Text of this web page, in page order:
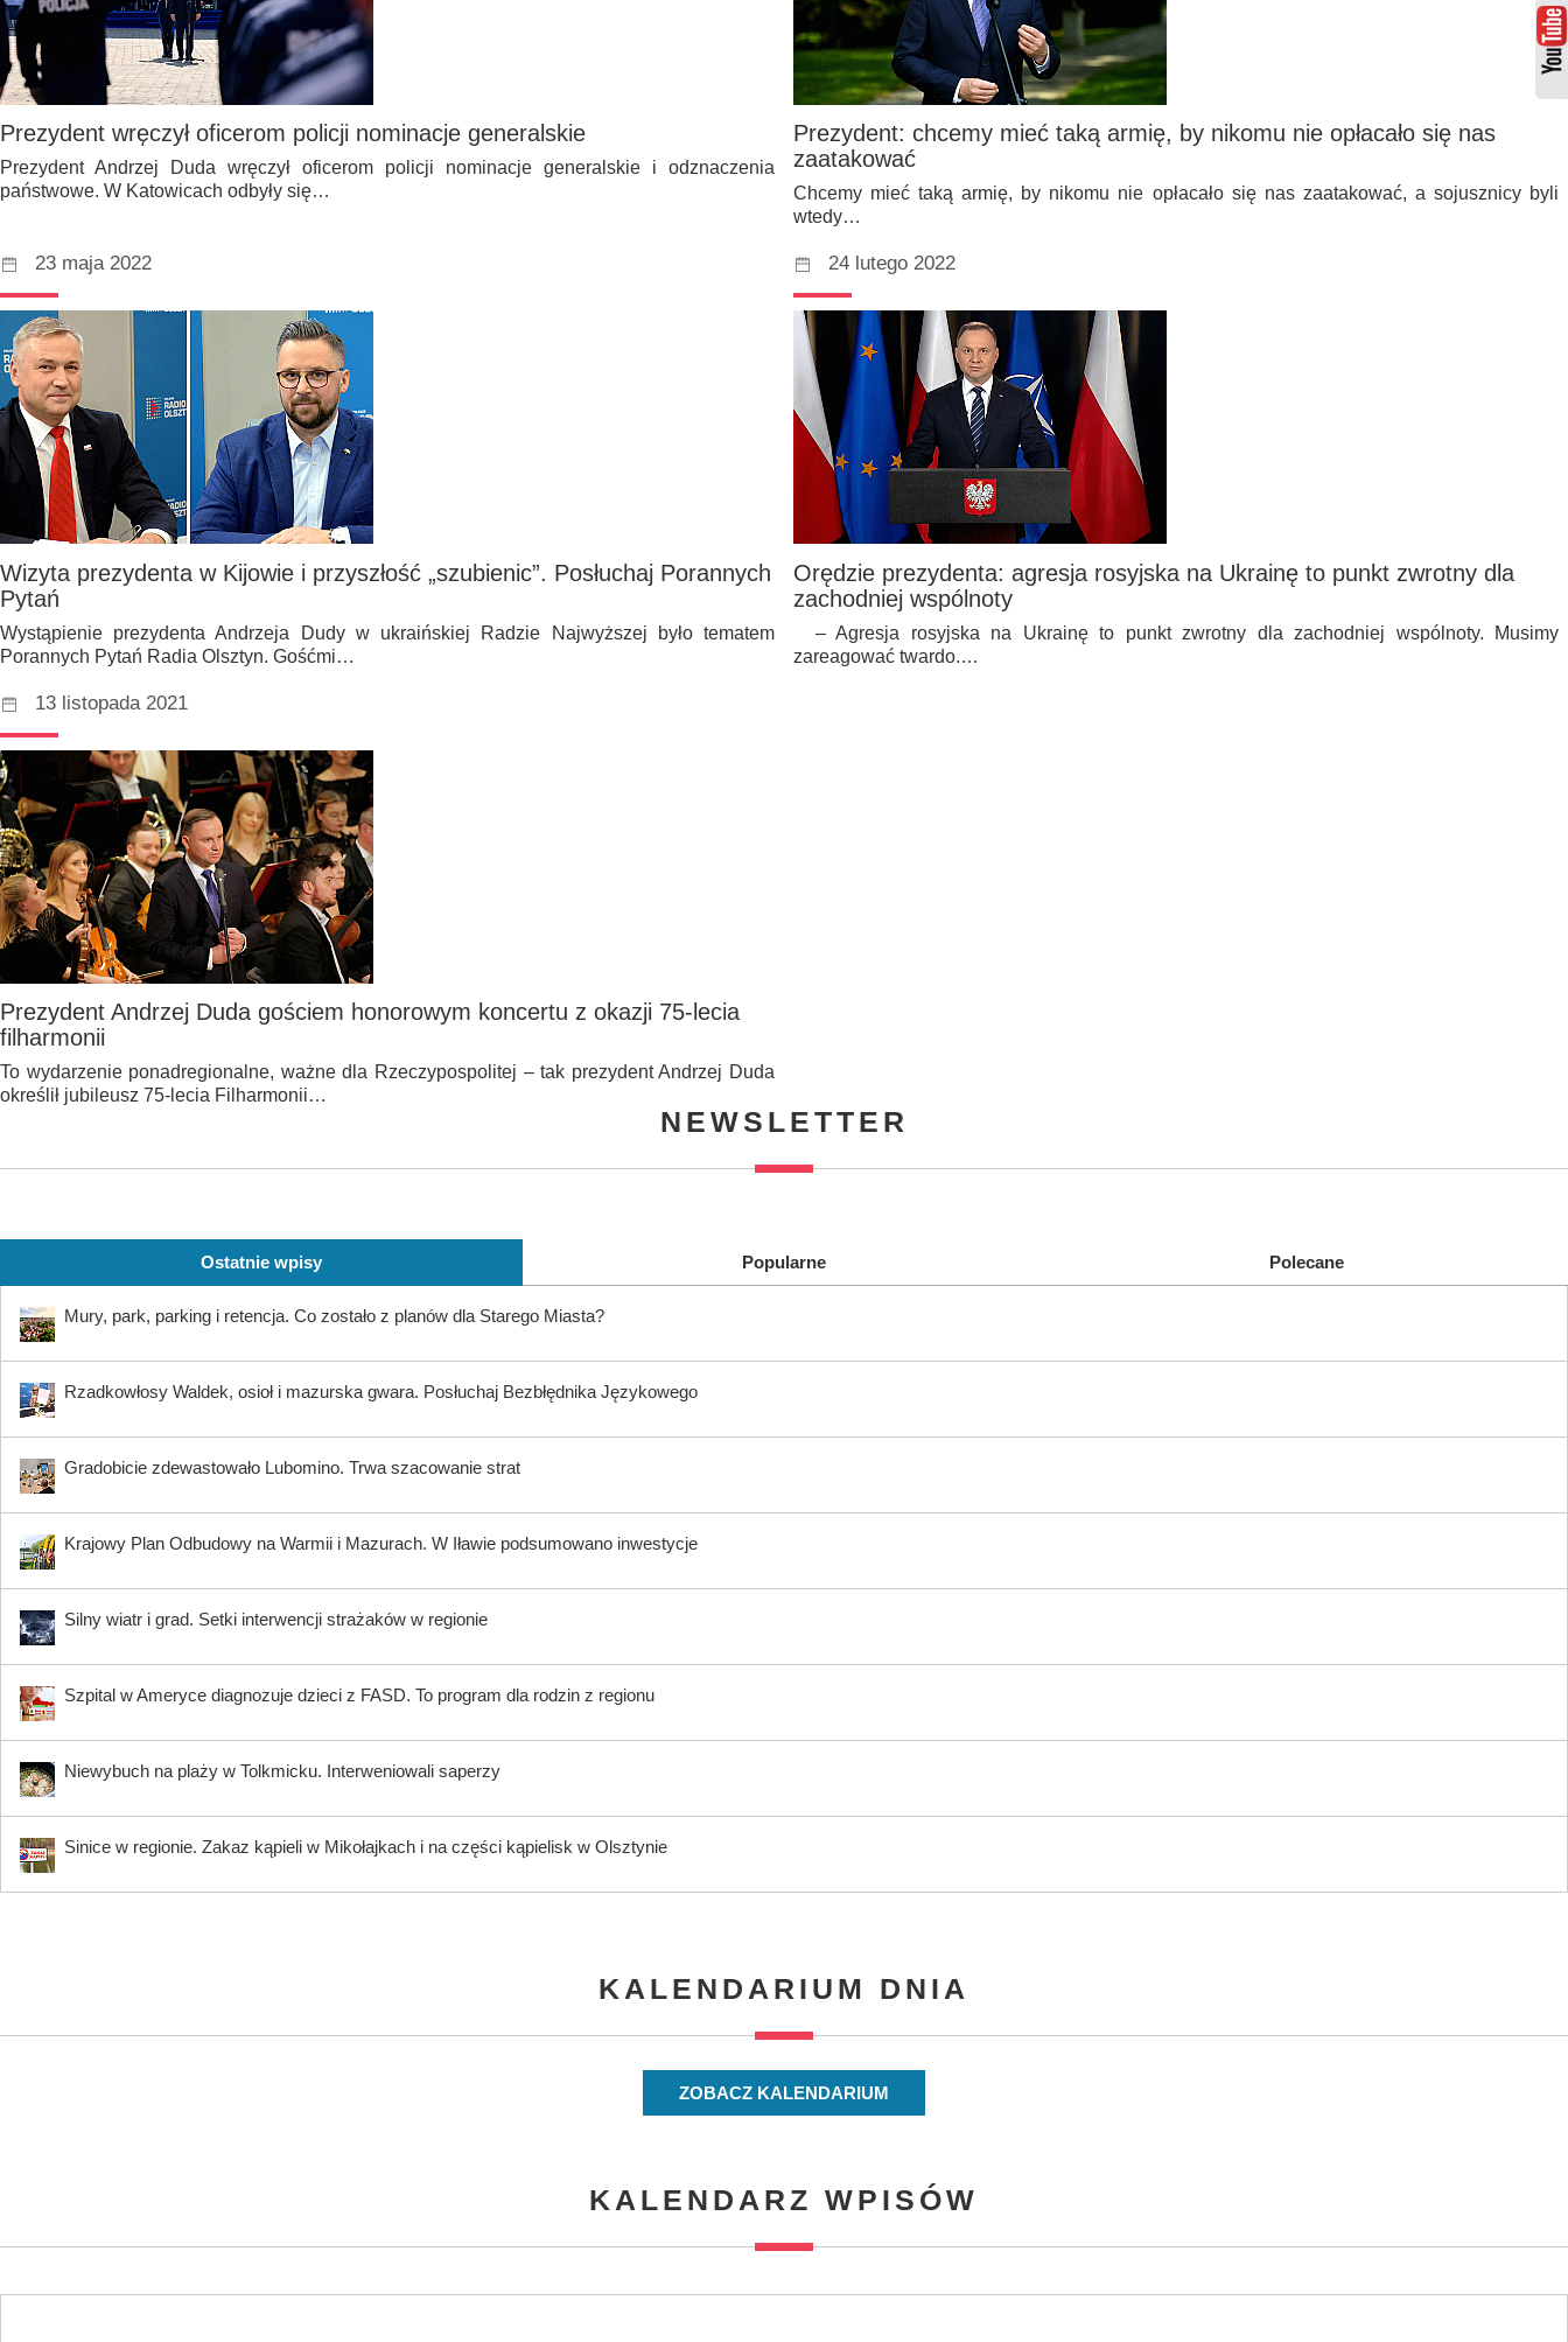
Prezydent wręczył oficerom policji nominacje generalskie
Prezydent Andrzej Duda wręczył oficerom policji nominacje generalskie i odznaczenia
państwowe. W Katowicach odbyły się…
Prezydent: chcemy mieć taką armię, by nikomu nie opłacało się nas
zaatakować
Chcemy mieć taką armię, by nikomu nie opłacało się nas zaatakować, a sojusznicy byli
wtedy…
23 maja 2022
Wizyta prezydenta w Kijowie i przyszłość „szubienic”. Posłuchaj Porannych
Pytań
Wystąpienie prezydenta Andrzeja Dudy w ukraińskiej Radzie Najwyższej było tematem
Porannych Pytań Radia Olsztyn. Gośćmi…
24 lutego 2022
Orędzie prezydenta: agresja rosyjska na Ukrainę to punkt zwrotny dla
zachodniej wspólnoty
– Agresja rosyjska na Ukrainę to punkt zwrotny dla zachodniej wspólnoty. Musimy
zareagować twardo.…
13 listopada 2021
Prezydent Andrzej Duda gościem honorowym koncertu z okazji 75-lecia
filharmonii
To wydarzenie ponadregionalne, ważne dla Rzeczypospolitej – tak prezydent Andrzej Duda
określił jubileusz 75-lecia Filharmonii…
NEWSLETTER
Ostatnie wpisy Popularne Polecane
Mury, park, parking i retencja. Co zostało z planów dla Starego Miasta?
Rzadkowłosy Waldek, osioł i mazurska gwara. Posłuchaj Bezbłędnika Językowego
Gradobicie zdewastowało Lubomino. Trwa szacowanie strat
Krajowy Plan Odbudowy na Warmii i Mazurach. W Iławie podsumowano inwestycje
Silny wiatr i grad. Setki interwencji strażaków w regionie
Szpital w Ameryce diagnozuje dzieci z FASD. To program dla rodzin z regionu
Niewybuch na plaży w Tolkmicku. Interweniowali saperzy
Sinice w regionie. Zakaz kąpieli w Mikołajkach i na części kąpielisk w Olsztynie
KALENDARIUM DNIA
ZOBACZ KALENDARIUM
KALENDARZ WPISÓW